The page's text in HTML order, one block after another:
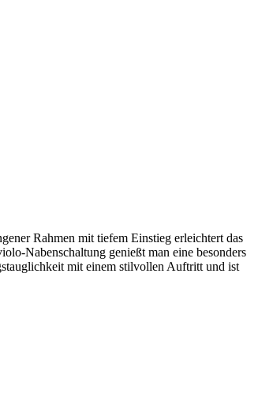
Rahmen mit tiefem Einstieg erleichtert das
Nabenschaltung genießt man eine besonders
mit einem stilvollen Auftritt und ist